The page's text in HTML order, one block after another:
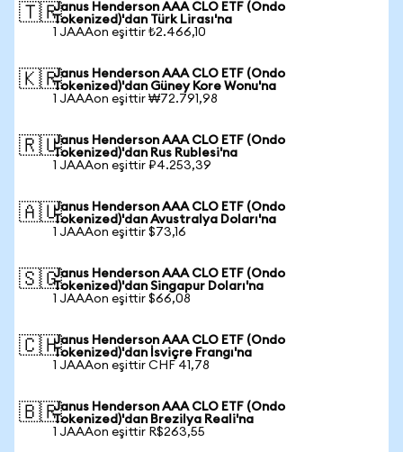
🇹🇷Janus Henderson AAA CLO ETF (Ondo
Tokenized)'dan Türk Lirası'na
1 JAAAon eşittir ₺2.466,10
🇰🇷Janus Henderson AAA CLO ETF (Ondo
Tokenized)'dan Güney Kore Wonu'na
1 JAAAon eşittir ₩72.791,98
🇷🇺Janus Henderson AAA CLO ETF (Ondo
Tokenized)'dan Rus Rublesi'na
1 JAAAon eşittir ₽4.253,39
🇦🇺Janus Henderson AAA CLO ETF (Ondo
Tokenized)'dan Avustralya Doları'na
1 JAAAon eşittir $73,16
🇸🇬Janus Henderson AAA CLO ETF (Ondo
Tokenized)'dan Singapur Doları'na
1 JAAAon eşittir $66,08
🇨🇭Janus Henderson AAA CLO ETF (Ondo
Tokenized)'dan İsviçre Frangı'na
1 JAAAon eşittir CHF 41,78
🇧🇷Janus Henderson AAA CLO ETF (Ondo
Tokenized)'dan Brezilya Reali'na
1 JAAAon eşittir R$263,55